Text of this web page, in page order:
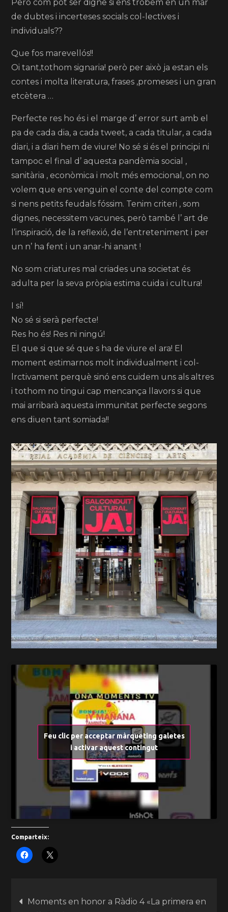
Però com pot ser digne si ens trobem en un mar
de dubtes i incerteses socials col-lectives i
individuals??
Que fos marevellós!!
Oi tant,tothom signaria! però per això ja estan els
contes i molta literatura, frases ,promeses i un gran
etcètera …
Perfecte res ho és i el marge d’ error surt amb el
pa de cada dia, a cada tweet, a cada titular, a cada
diari, i a diari hem de viure! No sé si és el principi ni
tampoc el final d’ aquesta pandèmia social ,
sanitària , econòmica i molt més emocional, on no
volem que ens venguin el conte del compte com
si nens petits feudals fóssim. Tenim criteri , som
dignes, necessitem vacunes, però també l’ art de
l’inspiració, de la reflexió, de l’entreteniment i per
un n’ ha fent i un anar-hi anant !
No som criatures mal criades una societat és
adulta per la seva pròpia estima cuida i cultura!
I sí!
No sé si serà perfecte!
Res ho és! Res ni ningú!
El que si que sé que s ha de viure el ara! El
moment estimarnos molt individualment i col-
lrctivament perquè sinó ens cuidem uns als altres
i tothom no tingui cap mencança llavors si que
mai arribarà aquesta immunitat perfecte segons
ens diuen tant somiada!!
Feu clic per acceptar màrqueting galetes
i activar aquest contingut
Comparteix:
Moments en honor a Ràdio 4 «La primera en